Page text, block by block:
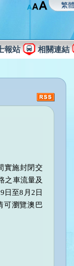
繁
報站 相關連結
實施封閉交
之車流量及
日至8月2日
可瀏覽澳巴